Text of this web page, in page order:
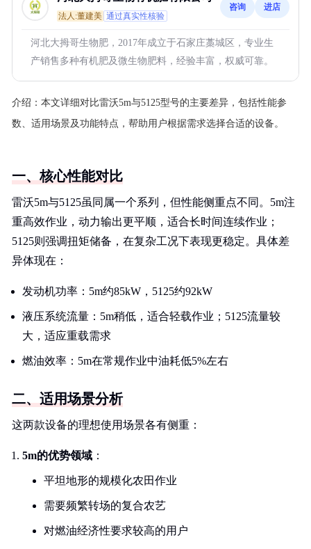
法人:董建美 通过真实性核验
咨询 进店
河北大拇哥生物肥，2017年成立于石家庄藁城区，专业生
产销售多种有机肥及微生物肥料，经验丰富，权威可靠。
介绍： 本文详细对比雷沃5m与5125型号的主要差异，包括性能参
数、适用场景及功能特点，帮助用户根据需求选择合适的设备。
一、核心性能对比
雷沃5m与5125虽同属一个系列，但性能侧重点不同。5m注
重高效作业，动力输出更平顺，适合长时间连续作业；
5125则强调扭矩储备，在复杂工况下表现更稳定。具体差
异体现在：
发动机功率：5m约85kW，5125约92kW
液压系统流量：5m稍低，适合轻载作业；5125流量较
大，适应重载需求
燃油效率：5m在常规作业中油耗低5%左右
二、适用场景分析
这两款设备的理想使用场景各有侧重：
5m的优势领域 ：
平坦地形的规模化农田作业
需要频繁转场的复合农艺
对燃油经济性要求较高的用户